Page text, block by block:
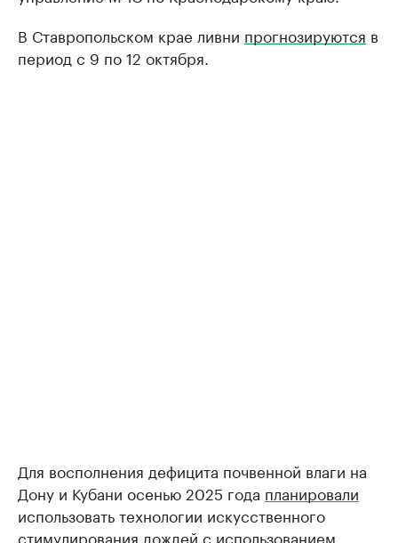
В Ставропольском крае ливни прогнозируются в
период с 9 по 12 октября.
Для восполнения дефицита почвенной влаги на
Дону и Кубани осенью 2025 года планировали
использовать технологии искусственного
стимулирования дождей с использованием